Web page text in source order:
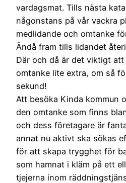
vardagsmat. Tills nästa
någonstans på vår vackra
medlidande och omtanke
Ändå fram tills lidandet
Där och då är det viktigt
omtanke lite extra, om så
sekund!
Att besöka Kinda kommun
den omtanke som finns
och dess företagare är
annat nu aktivt ska sökas
för att skapa trygghet för
som hamnat i kläm på ett
tjejerna inom